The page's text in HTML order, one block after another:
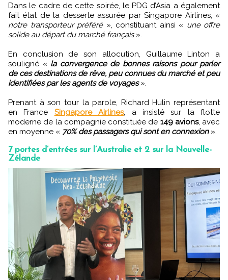
Dans le cadre de cette soirée, le PDG d’Asia a également
fait état de la desserte assurée par Singapore Airlines, «
notre transporteur préféré», constituant ainsi « une offre
solide au départ du marché français».
En conclusion de son allocution, Guillaume Linton a
souligné « la convergence de bonnes raisons pour parler
de ces destinations de rêve, peu connues du marché et peu
identifiées par les agents de voyages».
Prenant à son tour la parole, Richard Hulin représentant
en France Singapore Airlines, a insisté sur la flotte
moderne de la compagnie constituée de 149 avions, avec
en moyenne « 70% des passagers qui sont en connexion».
7 portes d’entrées sur l’Australie et 2 sur la Nouvelle-
Zélande